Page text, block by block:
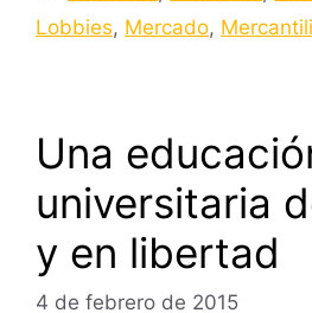
Lobbies, Mercado,
Una
universitaria
y en libertad
4 de febrero de 2015